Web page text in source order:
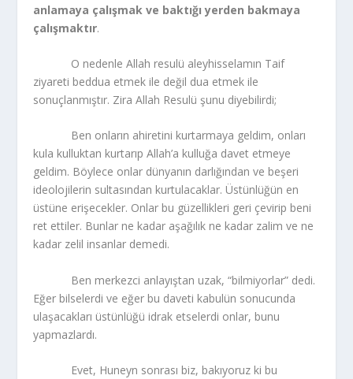
anlamaya çalışmak ve baktığı yerden bakmaya
çalışmaktır.
O nedenle Allah resulü aleyhisselamın Taif
ziyareti beddua etmek ile değil dua etmek ile
sonuçlanmıştır. Zira Allah Resulü şunu diyebilirdi;
Ben onların ahiretini kurtarmaya geldim, onları
kula kulluktan kurtarıp Allah’a kulluğa davet etmeye
geldim. Böylece onlar dünyanın darlığından ve beşeri
ideolojilerin sultasından kurtulacaklar. Üstünlüğün en
üstüne erişecekler. Onlar bu güzellikleri geri çevirip beni
ret ettiler. Bunlar ne kadar aşağılık ne kadar zalim ve ne
kadar zelil insanlar demedi.
Ben merkezci anlayıştan uzak, “bilmiyorlar” dedi.
Eğer bilselerdi ve eğer bu daveti kabulün sonucunda
ulaşacakları üstünlüğü idrak etselerdi onlar, bunu
yapmazlardı.
Evet, Huneyn sonrası biz, bakıyoruz ki bu